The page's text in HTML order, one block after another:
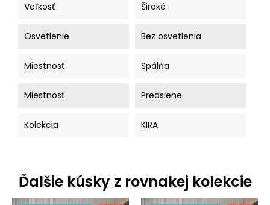
Veľkosť Široké
Osvetlenie Bez osvetlenia
Miestnosť Spálňa
Miestnosť Predsiene
Kolekcia KIRA
Ďalšie kúsky z rovnakej kolekcie